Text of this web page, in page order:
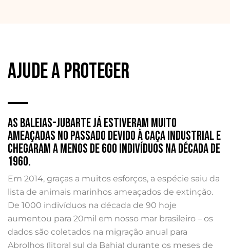
Ajude a proteger
As baleias-jubarte já estiveram muito
ameaçadas no passado devido à caça industrial e
chegaram a menos de 600 indivíduos na década de
1960.
Em 2014, graças a muitos esforços, a espécie saiu da
lista de animais marinhos ameaçados de extinção.
De 1000 indivíduos na década de 90 hoje
aumentou para 20mil em nosso mar brasileiro – os
dados são coletados na migração anual para
Abrolhos (litoral sul da Bahia) durante os meses de